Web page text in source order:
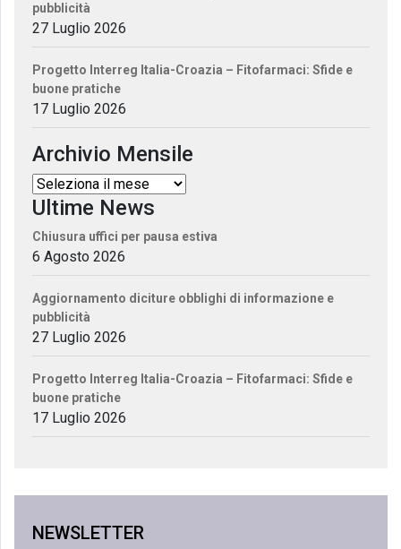
pubblicità
27 Luglio 2026
Progetto Interreg Italia-Croazia – Fitofarmaci: Sfide e
buone pratiche
17 Luglio 2026
Archivio Mensile
Ultime News
Chiusura uffici per pausa estiva
6 Agosto 2026
Aggiornamento diciture obblighi di informazione e
pubblicità
27 Luglio 2026
Progetto Interreg Italia-Croazia – Fitofarmaci: Sfide e
buone pratiche
17 Luglio 2026
NEWSLETTER